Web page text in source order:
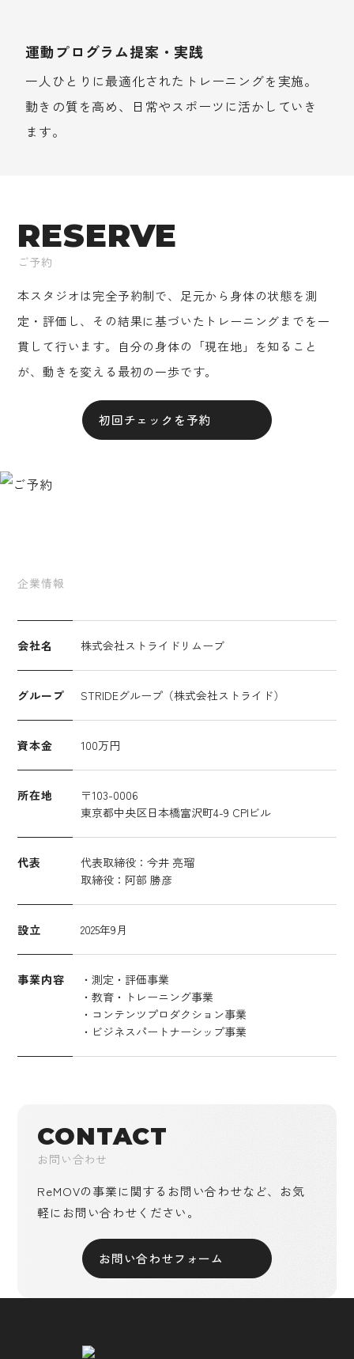
運動プログラム提案・実践
一人ひとりに最適化されたトレーニングを実施。
動きの質を高め、日常やスポーツに活かしていき
ます。
RESERVE
ご予約
本スタジオは完全予約制で、足元から身体の状態を測
定・評価し、その結果に基づいたトレーニングまでを一
貫して行います。自分の身体の「現在地」を知ること
が、動きを変える最初の一歩です。
初回チェックを予約
企業情報
会社名 株式会社ストライドリムーブ
グループ STRIDEグループ（株式会社ストライド）
資本金 100万円
所在地
〒103-0006
東京都中央区日本橋富沢町4-9 CPIビル
代表
代表取締役：今井 亮瑠
取締役：阿部 勝彦
設立 2025年9月
事業内容
・測定・評価事業
・教育・トレーニング事業
・コンテンツプロダクション事業
・ビジネスパートナーシップ事業
CONTACT
お問い合わせ
ReMOVの事業に関するお問い合わせなど、 お気
軽にお問い合わせください。
お問い合わせフォーム